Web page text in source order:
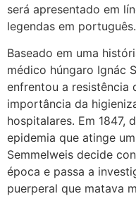
será apresentado em
legendas em português.
Baseado em uma
médico húngaro Ignác
enfrentou a resistência
importância da
hospitalares. Em 1847,
epidemia que atinge
Semmelweis decide
época e passa a
puerperal que matava